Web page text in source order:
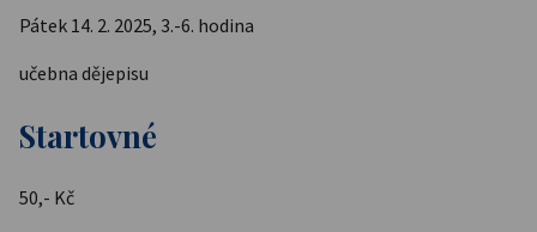
Pátek 14. 2. 2025, 3.-6. hodina
učebna dějepisu
Startovné
50,- Kč